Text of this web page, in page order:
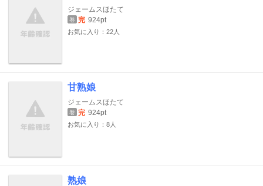
ジェームスほたて
巻 完 924pt
お気に入り：22人
甘熟娘
ジェームスほたて
巻 完 924pt
お気に入り：8人
熟娘